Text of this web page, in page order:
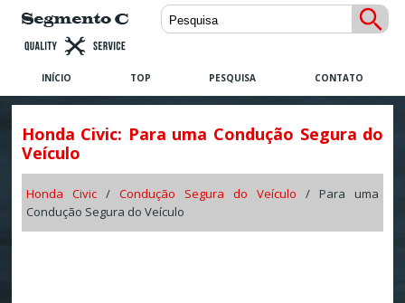
INÍCIO TOP PESQUISA CONTATO
Honda Civic: Para uma Condução Segura do
Veículo
Honda Civic/ Condução Segura do Veículo / Para uma
Condução Segura do Veículo